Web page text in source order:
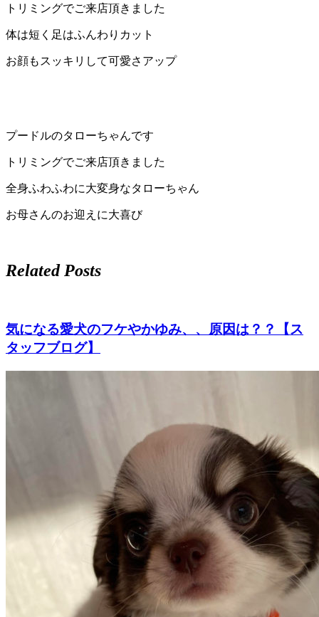
ロ
ン・
ト
ホ
テ
トリミングでご来店頂きました
体は短く足はふんわりカット
お顔もスッキリして可愛さアップ
プードルのタローちゃんです
トリミングでご来店頂きました
全身ふわふわに大変身なタローちゃん
お母さんのお迎えに大喜び
Related Posts
気になる愛犬のフケやかゆみ、、原因は？？【ス
タッフブログ】